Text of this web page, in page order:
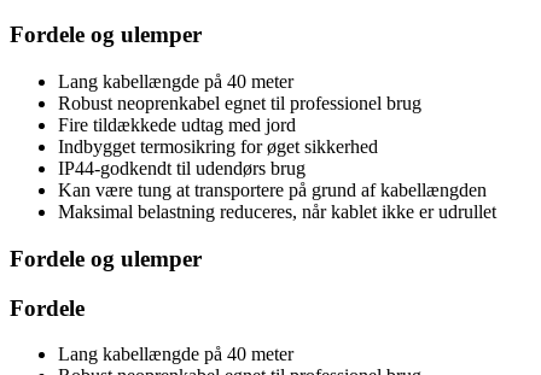
Fordele og ulemper
Lang kabellængde på 40 meter
Robust neoprenkabel egnet til professionel brug
Fire tildækkede udtag med jord
Indbygget termosikring for øget sikkerhed
IP44-godkendt til udendørs brug
Kan være tung at transportere på grund af kabellængden
Maksimal belastning reduceres, når kablet ikke er udrullet
Fordele og ulemper
Fordele
Lang kabellængde på 40 meter